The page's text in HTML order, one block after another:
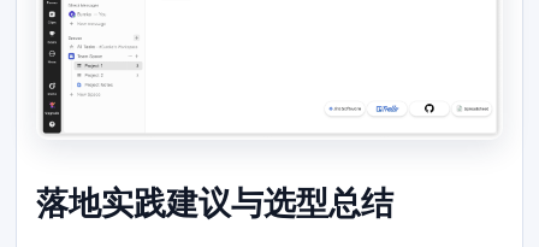
落地实践建议与选型总结